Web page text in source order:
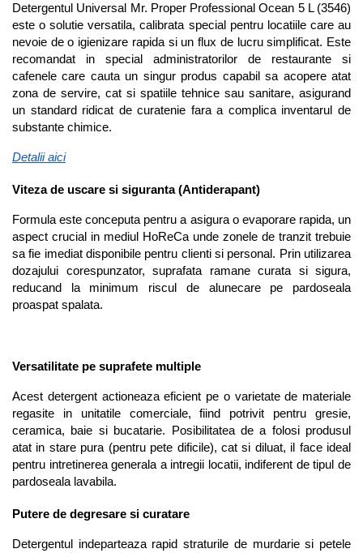
Detergentul Universal Mr. Proper Professional Ocean 5 L (3546)
este o solutie versatila, calibrata special pentru locatiile care au
nevoie de o igienizare rapida si un flux de lucru simplificat. Este
recomandat in special administratorilor de restaurante si
cafenele care cauta un singur produs capabil sa acopere atat
zona de servire, cat si spatiile tehnice sau sanitare, asigurand
un standard ridicat de curatenie fara a complica inventarul de
substante chimice.
Detalii aici
Viteza de uscare si siguranta (Antiderapant)
Formula este conceputa pentru a asigura o evaporare rapida, un
aspect crucial in mediul HoReCa unde zonele de tranzit trebuie
sa fie imediat disponibile pentru clienti si personal. Prin utilizarea
dozajului corespunzator, suprafata ramane curata si sigura,
reducand la minimum riscul de alunecare pe pardoseala
proaspat spalata.
Versatilitate pe suprafete multiple
Acest detergent actioneaza eficient pe o varietate de materiale
regasite in unitatile comerciale, fiind potrivit pentru gresie,
ceramica, baie si bucatarie. Posibilitatea de a folosi produsul
atat in stare pura (pentru pete dificile), cat si diluat, il face ideal
pentru intretinerea generala a intregii locatii, indiferent de tipul de
pardoseala lavabila.
Putere de degresare si curatare
Detergentul indeparteaza rapid straturile de murdarie si petele